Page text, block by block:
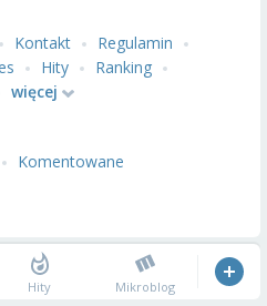
Kontakt
Regulamin
Hity
Ranking
więcej
Komentowane
Hity Mikroblog